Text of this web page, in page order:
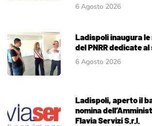
6 Agosto 2026
Ladispoli inaugura
del PNRR dedicate
6 Agosto 2026
Ladispoli, aperto il
nomina
Flavia Servizi S.r.l.